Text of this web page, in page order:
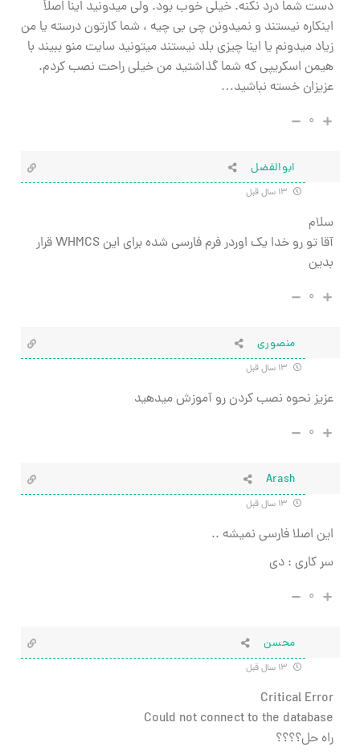
دست شما درد نکنه. خیلی خوب بود. ولی میدونید اینا اصلاً
اینکاره نیستند و نمیدونن چی بی چیه ، شما کارتون درسته یا من
زیاد میدونم یا اینا چیزی بلد نیستند میتونید سایت منو ببیند با
هیمن اسکریپی که شما گذاشتید من خیلی راحت نصب کردم.
عزیزان خسته نباشید…
۰
ابوالفضل
سلام
آقا تو رو خدا یک اوردر فرم فارسی شده برای این WHMCS قرار
بدین
۰
منصوری
عزیز نحوه نصب کردن رو آموزش میدهید
۰
Arash
این اصلا فارسی نمیشه ..
سر کاری : دی
۰
محسن
Critical Error
Could not connect to the database
راه حل؟؟؟؟